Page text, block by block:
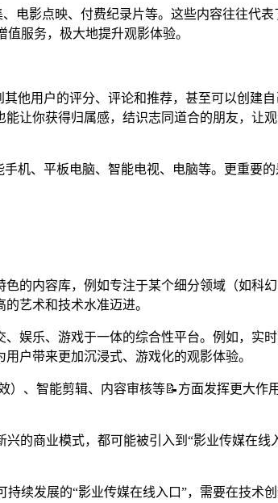
电影点映、付费纪录片等。这些内容往往代
服务，极大地提升观影体验。
他用户的评分、评论和推荐，甚至可以创建
让你获得归属感，结识志同道合的朋友，让
机、平板电脑、智能电视、电脑等。更重要
的内容库，例如专注于某个细分领域（如科
艺术和技术水准迈进。
娱乐、游戏于一体的综合性平台。例如，实
户带来更加沉浸式、游戏化的观影体验。
、智能剪辑、内容审核等📝方面发挥更大作
的商业模式，都可能被引入到“影业传媒在线
续发展的“影业传媒在线入口”，需要在技术